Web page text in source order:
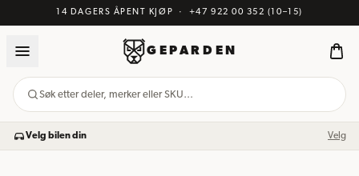
14 DAGERS ÅPENT KJØP · +47 922 00 352 (10–15)
GEPARDEN
Søk etter deler, merker eller SKU…
Velg bilen din Velg